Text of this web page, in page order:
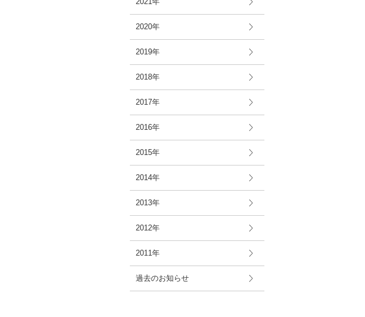
2020年
2019年
2018年
2017年
2016年
2015年
2014年
2013年
2012年
2011年
過去のお知らせ